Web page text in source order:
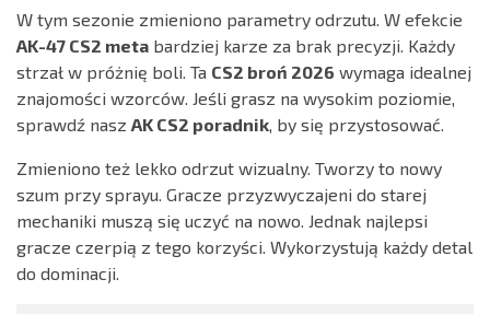
W tym sezonie zmieniono parametry odrzutu. W efekcie
AK-47 CS2 meta bardziej karze za brak precyzji. Każdy
strzał w próżnię boli. Ta CS2 broń 2026 wymaga idealnej
znajomości wzorców. Jeśli grasz na wysokim poziomie,
sprawdź nasz AK CS2 poradnik, by się przystosować.
Zmieniono też lekko odrzut wizualny. Tworzy to nowy
szum przy sprayu. Gracze przyzwyczajeni do starej
mechaniki muszą się uczyć na nowo. Jednak najlepsi
gracze czerpią z tego korzyści. Wykorzystują każdy detal
do dominacji.